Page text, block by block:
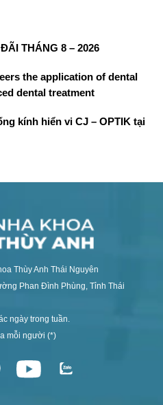
THÁNG 8 – 2026
the application of dental
dental treatment
kính hiển vi CJ – OPTIK tại
Thùy Anh Thái Nguyên
Phan Đình Phùng, Tỉnh Thái
ngày trong tuần.
mỗi người (*)